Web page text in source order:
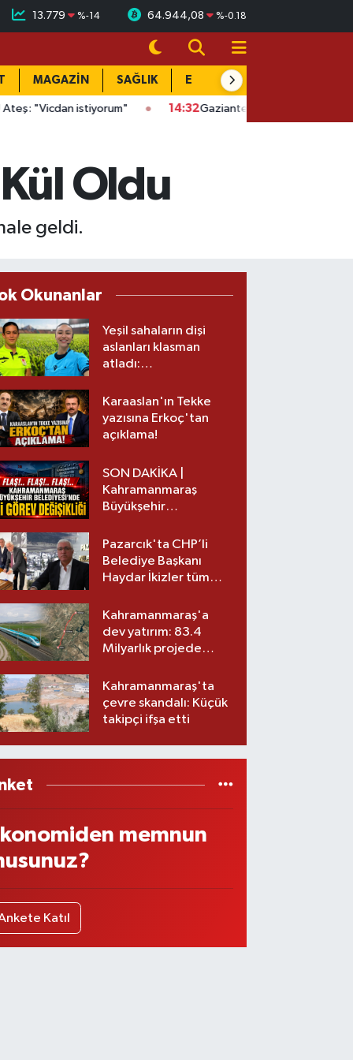
13.779 %-14 64.944,08 %-0.18
MAGAZİN SAĞLIK EĞİTİM
istiyorum" 14:32 Gaziantep'te kaçak kazıya suçüstü: Evin
Oldu
geldi.
Okunanlar
Yeşil sahaların dişi
aslanları klasman
atladı:
üst lige iki transfer!
Karaaslan'ın Tekke
yazısına Erkoç'tan
açıklama!
SON DAKİKA |
Kahramanmaraş
Büyükşehir
görev değişikliği!
Pazarcık'ta CHP’li
Belediye Başkanı
Haydar İkizler tüm
yeni partisi
Kahramanmaraş'a
dev yatırım: 83.4
Milyarlık projede
Kahramanmaraş'ta
çevre skandalı: Küçük
takipçi ifşa etti
memnun
Katıl